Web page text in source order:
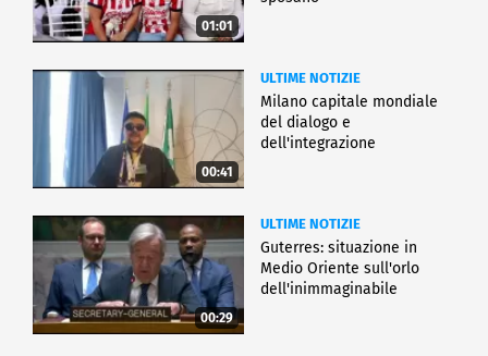
01:01
00:41
ULTIME NOTIZIE
Milano capitale mondiale
del dialogo e
dell'integrazione
00:29
ULTIME NOTIZIE
Guterres: situazione in
Medio Oriente sull'orlo
dell'inimmaginabile